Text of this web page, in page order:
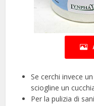
Se cerchi invece
sciogline un
Per la pulizia di